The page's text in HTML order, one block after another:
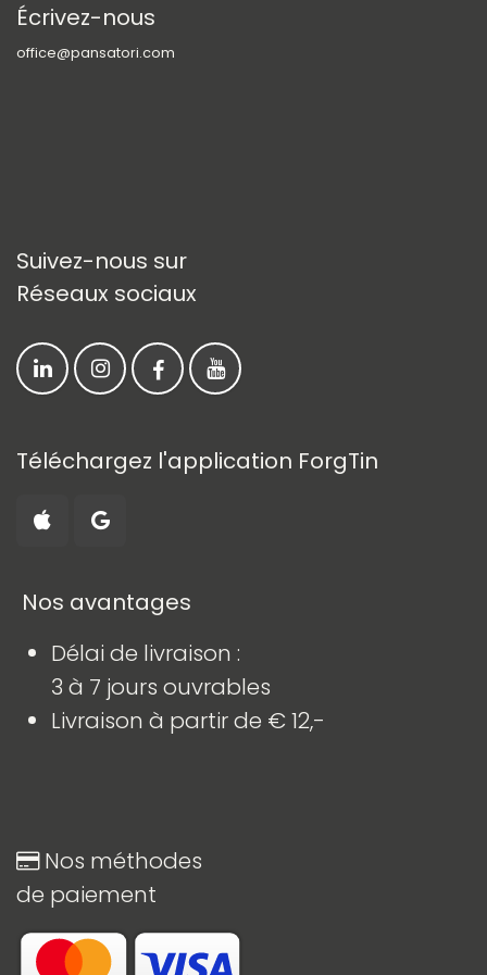
Écrivez-nous
office@pansatori.com
Suivez-nous sur
Réseaux sociaux
Téléchargez l'application ForgTin
​ Nos avantages
Délai de livraison :
3 à 7 jours ouvrables
Livraison à partir de € 12,-
Nos méthodes
de paiement